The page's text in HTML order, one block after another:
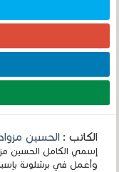
الكاتب :الحسين
وأعمل في برشلونة